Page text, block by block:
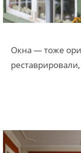
Окна — тоже